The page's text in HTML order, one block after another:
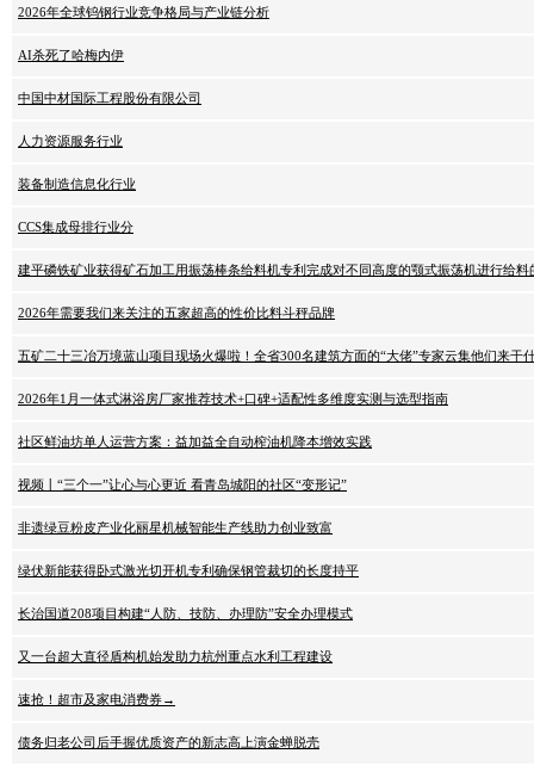
2026年全球钨钢行业竞争格局与产业链分析
AI杀死了哈梅内伊
中国中材国际工程股份有限公司
人力资源服务行业
装备制造信息化行业
CCS集成母排行业分
建平磷铁矿业获得矿石加工用振荡棒条给料机专利完成对不同高度的颚式振荡机进行给料
2026年需要我们来关注的五家超高的性价比料斗秤品牌
五矿二十三冶万境蓝山项目现场火爆啦！全省300名建筑方面的“大佬”专家云集他们来干
2026年1月一体式淋浴房厂家推荐技术+口碑+适配性多维度实测与选型指南
社区鲜油坊单人运营方案：益加益全自动榨油机降本增效实践
视频丨“三个一”让心与心更近 看青岛城阳的社区“变形记”
非遗绿豆粉皮产业化丽星机械智能生产线助力创业致富
绿伏新能获得卧式激光切开机专利确保钢管裁切的长度持平
长治国道208项目构建“人防、技防、办理防”安全办理模式
又一台超大直径盾构机始发助力杭州重点水利工程建设
速抢！超市及家电消费券→
债务归老公司后手握优质资产的新志高上演金蝉脱壳